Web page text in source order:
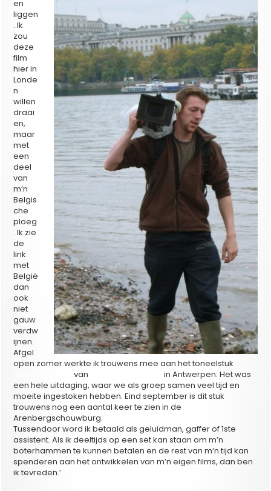
en
liggen
. Ik
zou
deze
film
hier in
Londe
n
willen
draai
en,
maar
met
een
deel
van
m’n
Belgis
che
ploeg
. Ik zie
de
link
met
België
dan
ook
niet
gauw
verdw
ijnen.
Afgel
open zomer werkte ik trouwens mee aan het toneelstuk
van Gert Winckelmansin Antwerpen. Het was
een hele uitdaging, waar we als groep samen veel tijd en
moeite ingestoken hebben. Eind september is dit stuk
trouwens nog een aantal keer te zien in de
Arenbergschouwburg.
Tussendoor word ik betaald als geluidman, gaffer of 1ste
assistent. Als ik deeltijds op een set kan staan om m’n
boterhammen te kunnen betalen en de rest van m’n tijd kan
spenderen aan het ontwikkelen van m’n eigen films, dan ben
ik tevreden.’